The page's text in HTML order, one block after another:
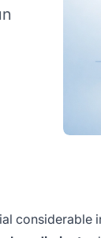
considerable